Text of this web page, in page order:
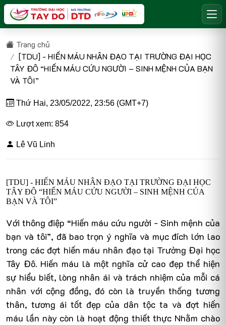
Trang chủ
[TDU] - HIẾN MÁU NHÂN ĐẠO TẠI TRƯỜNG ĐẠI HỌC
TÂY ĐÔ “HIẾN MÁU CỨU NGƯỜI – SINH MỆNH CỦA BẠN
VÀ TÔI”
Thứ Hai, 23/05/2022, 23:56 (GMT+7)
Lượt xem: 854
Lê Vũ Linh
[TDU] - HIẾN MÁU NHÂN ĐẠO TẠI TRƯỜNG ĐẠI HỌC
TÂY ĐÔ “HIẾN MÁU CỨU NGƯỜI – SINH MỆNH CỦA
BẠN VÀ TÔI”
Với thông điệp “Hiến máu cứu người - Sinh mệnh của
bạn và tôi”, đã bao trọn ý nghĩa và mục đích lớn lao
trong các đợt hiến máu nhân đạo tại Trường Đại học
Tây Đô. Hiến máu là một nghĩa cử cao đẹp thể hiện
sự hiểu biết, lòng nhân ái và trách nhiệm của mỗi cá
nhân với cộng đồng, đó còn là truyền thống tương
thân, tương ái tốt đẹp của dân tộc ta và đợt hiến
máu lần này còn là hoạt động thiết thực Nhằm chào